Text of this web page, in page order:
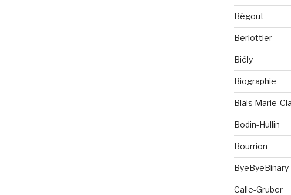
Bégout
Berlottier
Biély
Biographie
Blais Marie-
Bodin-Hullin
Bourrion
ByeByeBinary
Calle-Gruber